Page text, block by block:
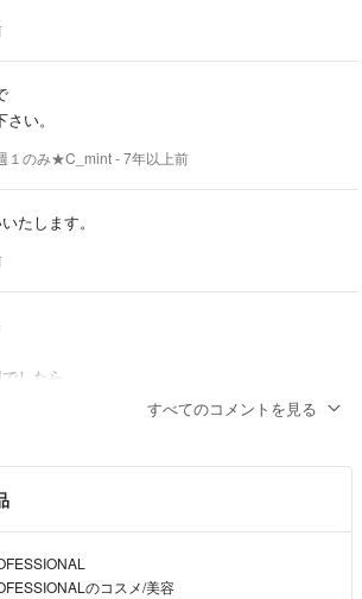
い。
１のみ★C_mint- 7年以上前
たします。
したら
すべてのコメントを見る
のコスメ/美容